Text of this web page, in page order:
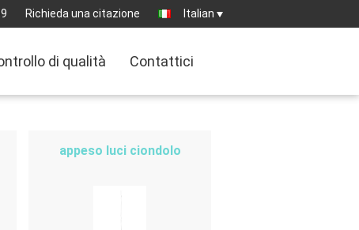
Richieda una citazione Italian
di qualità Contattici
appeso luci ciondolo